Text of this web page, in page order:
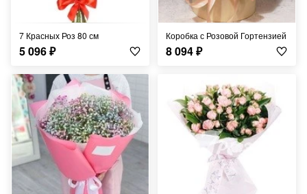
7 Красных Роз 80 см
5 096₽
Коробка с Розовой Гортензией
8 094₽